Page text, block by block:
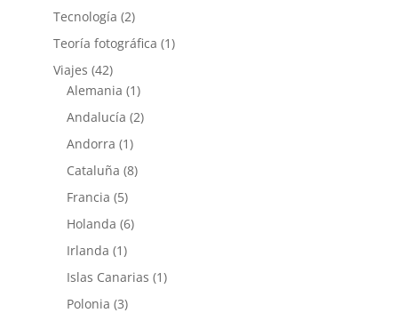
Tecnología (2)
Teoría fotográfica (1)
Viajes (42)
Alemania (1)
Andalucía (2)
Andorra (1)
Cataluña (8)
Francia (5)
Holanda (6)
Irlanda (1)
Islas Canarias (1)
Polonia (3)